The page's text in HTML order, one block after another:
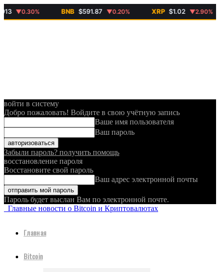
▼0.30% $591.87 ▼0.20% $1.02 ▼2.90%
войти в систему
Добро пожаловать! Войдите в свою учётную запись
Ваше имя пользователя
Ваш пароль
Забыли пароль? получить помощь
восстановление пароля
Восстановите свой пароль
Ваш адрес электронной почты
Пароль будет выслан Вам по электронной почте.
Главные новости о Bitcoin и Криптовалютах
Главная
Bitcoin